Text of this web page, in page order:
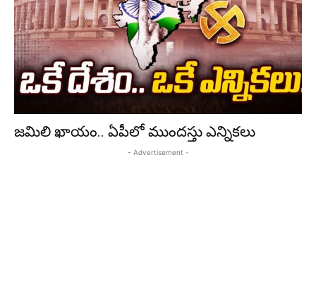
జమిలి ఖాయం.. ఏపీలో ముందస్తు ఎన్నికలు
- Advertisement -